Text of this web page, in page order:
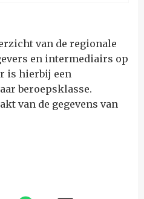
van de regionale
en intermediairs op
is hierbij een
beroepsklasse.
van de gegevens van